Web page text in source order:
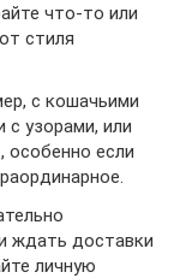
что-то или
стиля
с кошачьими
с узорами, или
особенно если
ждать доставки
личную